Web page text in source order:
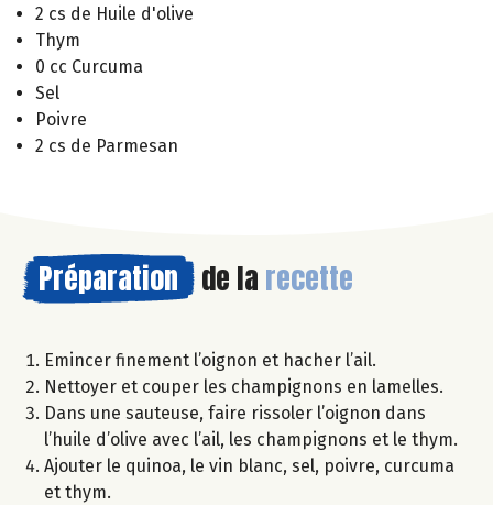
2 cs de Huile d'olive
Thym
0 cc Curcuma
Sel
Poivre
2 cs de Parmesan
Préparation de la recette
Emincer finement l’oignon et hacher l’ail.
Nettoyer et couper les champignons en lamelles.
Dans une sauteuse, faire rissoler l’oignon dans
l’huile d’olive avec l’ail, les champignons et le thym.
Ajouter le quinoa, le vin blanc, sel, poivre, curcuma
et thym.